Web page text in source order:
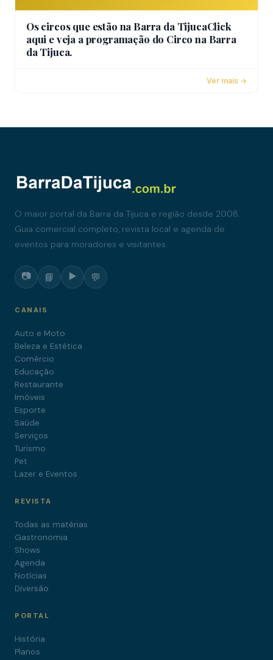
Os circos que estão na Barra da TijucaClick
aqui e veja a programação do Circo na Barra
da Tijuca.
Ver mais →
O maior portal da Barra da Tijuca e região desde 2008.
Guia comercial completo, revista local e agenda de
eventos para moradores e visitantes.
📷 📘 ▶️ 💬
CANAIS
Auto e Moto
Beleza e Estética
Comércio
Educação
Restaurante
Imóveis
Esporte
Saúde
Serviços
Turismo
Pet
Lazer e Eventos
REVISTA
Todas as matérias
Gastronomia
Shows
Agenda
Notícias
Diversão
PORTAL
História
Planos